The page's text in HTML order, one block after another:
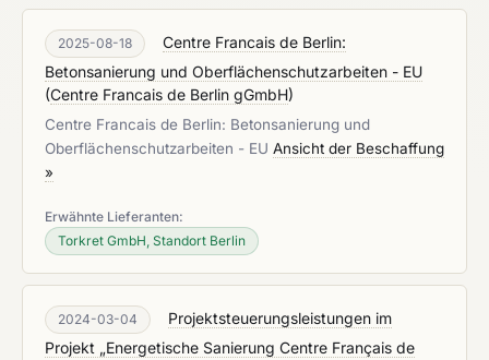
2025-08-18
Centre Francais de Berlin:
Betonsanierung und Oberflächenschutzarbeiten - EU
(Centre Francais de Berlin gGmbH)
Centre Francais de Berlin: Betonsanierung und
Oberflächenschutzarbeiten - EU Ansicht der Beschaffung
»
Erwähnte Lieferanten:
Torkret GmbH, Standort Berlin
2024-03-04
Projektsteuerungsleistungen im
Projekt „Energetische Sanierung Centre Français de